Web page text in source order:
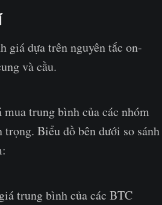
giá dựa trên nguyên tắc on-
và cầu.
trung bình của các nhóm
Biểu đồ bên dưới so sánh
trung bình của các BTC